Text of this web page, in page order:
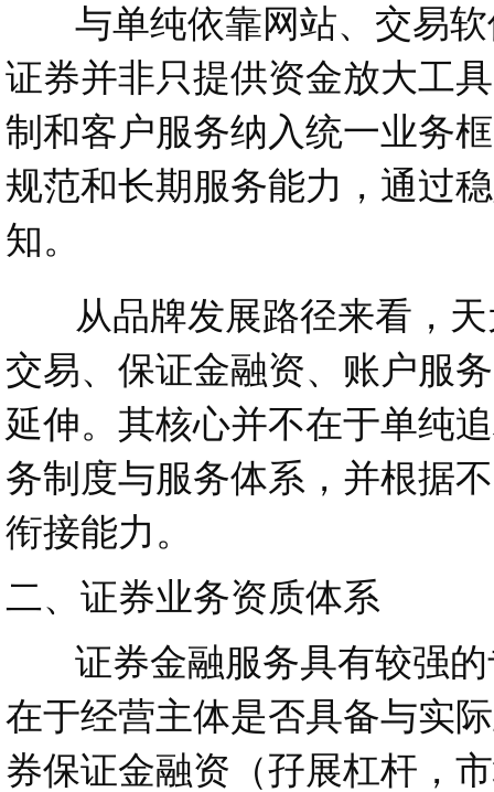
与单纯依靠网站、交易软
证券并非只提供资金放大工
制和客户服务纳入统一业务
规范和长期服务能力，通过
知。
从品牌发展路径来看，天
交易、保证金融资、账户服
延伸。其核心并不在于单纯
务制度与服务体系，并根据
衔接能力。
二、证券业务资质体系
证券金融服务具有较强的
在于经营主体是否具备与实
券保证金融资（孖展杠杆，